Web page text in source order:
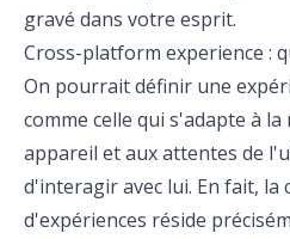
gravé dans votre esprit.
Cross-platform experience :
On pourrait définir une
comme celle qui s'adapte à
appareil et aux attentes de
d'interagir avec lui. En fait, la
d'expériences réside